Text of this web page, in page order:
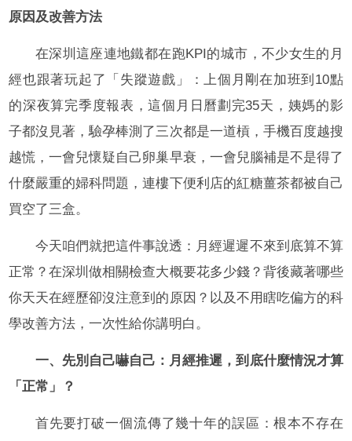
原因及改善方法
在深圳這座連地鐵都在跑KPI的城市，不少女生的月
經也跟著玩起了「失蹤遊戲」：上個月剛在加班到10點
的深夜算完季度報表，這個月日曆劃完35天，姨媽的影
子都沒見著，驗孕棒測了三次都是一道槓，手機百度越搜
越慌，一會兒懷疑自己卵巢早衰，一會兒腦補是不是得了
什麼嚴重的婦科問題，連樓下便利店的紅糖薑茶都被自己
買空了三盒。
今天咱們就把這件事說透：月經遲遲不來到底算不算
正常？在深圳做相關檢查大概要花多少錢？背後藏著哪些
你天天在經歷卻沒注意到的原因？以及不用瞎吃偏方的科
學改善方法，一次性給你講明白。
一、先別自己嚇自己：月經推遲，到底什麼情況才算
「正常」？
首先要打破一個流傳了幾十年的誤區：根本不存在